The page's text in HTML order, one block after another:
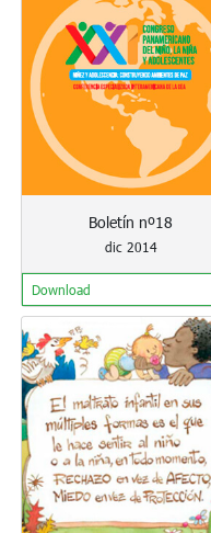
Boletín nº18
dic 2014
Download